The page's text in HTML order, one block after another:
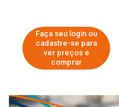
Faça seu login ou
cadastre-se para
ver preços e
comprar